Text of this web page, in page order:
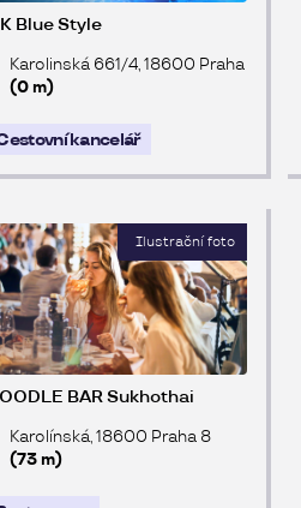
Blue Style
Karolinská 661/4, 18600 Praha
(0 m)
kancelář
BAR Sukhothai
Karolínská, 18600 Praha 8
(73 m)